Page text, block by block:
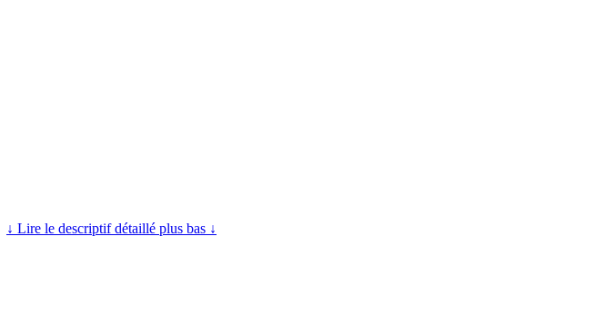
↓ Lire le descriptif détaillé plus bas ↓